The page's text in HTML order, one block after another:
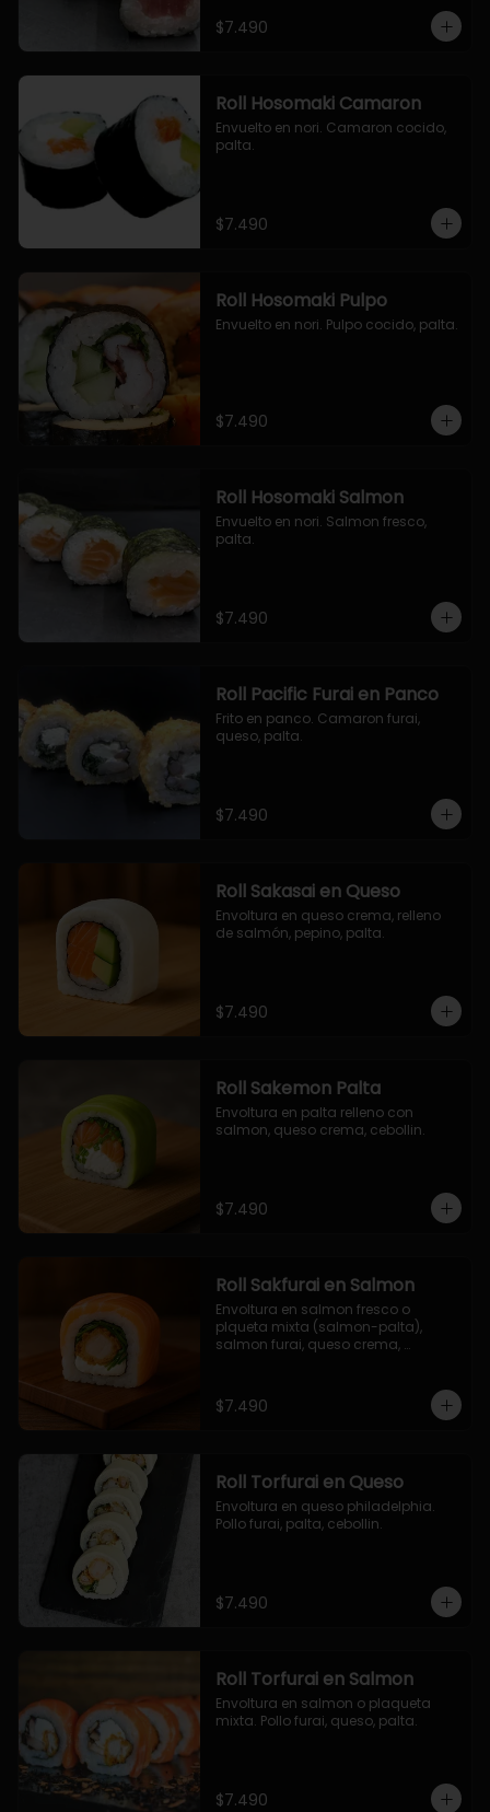
$7.490
Roll Hosomaki Camaron
Envuelto en nori. Camaron cocido,
palta.
$7.490
Roll Hosomaki Pulpo
Envuelto en nori. Pulpo cocido, palta.
$7.490
Roll Hosomaki Salmon
Envuelto en nori. Salmon fresco,
palta.
$7.490
Roll Pacific Furai en Panco
Frito en panco. Camaron furai,
queso, palta.
$7.490
Roll Sakasai en Queso
Envoltura en queso crema, relleno
de salmón, pepino, palta.
$7.490
Roll Sakemon Palta
Envoltura en palta relleno con
salmon, queso crema, cebollin.
$7.490
Roll Sakfurai en Salmon
Envoltura en salmon fresco o
plqueta mixta (salmon-palta),
salmon furai, queso crema,
$7.490
Roll Torfurai en Queso
Envoltura en queso philadelphia.
Pollo furai, palta, cebollin.
$7.490
Roll Torfurai en Salmon
Envoltura en salmon o plaqueta
mixta. Pollo furai, queso, palta.
$7.490